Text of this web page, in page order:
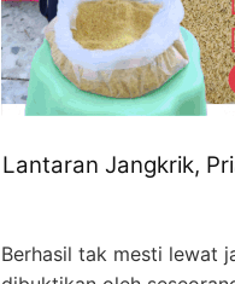
Lantaran Jangkrik,
Berhasil tak mesti lewat